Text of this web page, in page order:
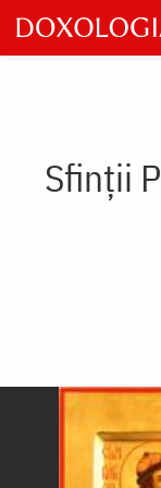
Skip
to
main
Sfinții